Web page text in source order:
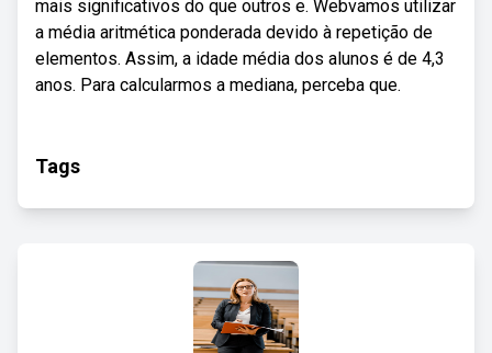
mais significativos do que outros e. Webvamos utilizar
a média aritmética ponderada devido à repetição de
elementos. Assim, a idade média dos alunos é de 4,3
anos. Para calcularmos a mediana, perceba que.
Tags